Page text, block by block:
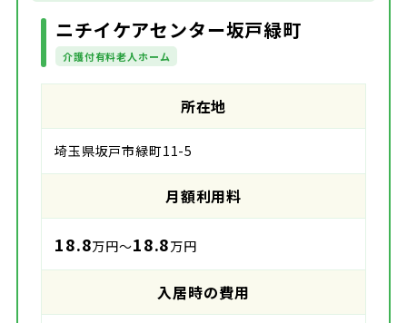
ニチイケアセンター坂戸緑町
介護付有料老人ホーム
所在地
埼玉県坂戸市緑町11-5
月額利用料
18.8万円～18.8万円
入居時の費用